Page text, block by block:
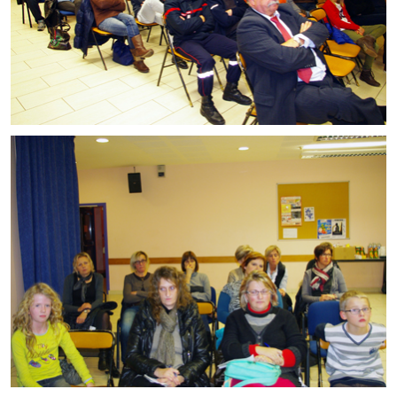
Le foyer rural
Le club de l'amitié
Le comité des fêtes
L'association Avotra-France
Le foyer de la Planquette
L'association des anciens combattants
L'association des anciens sapeurs-pompiers volontaires
Village sportif
L'US Crequy Fressin
La société de chasse
La société de pêche